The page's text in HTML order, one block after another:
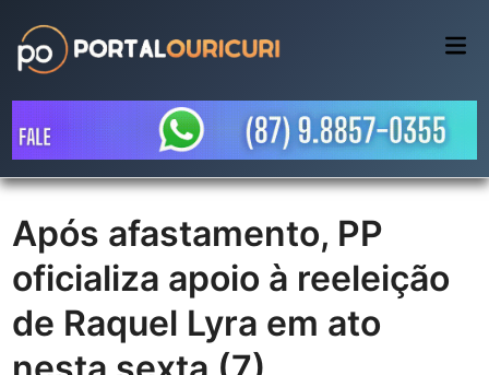
content
Após afastamento, PP
oficializa apoio à reeleição
de Raquel Lyra em ato